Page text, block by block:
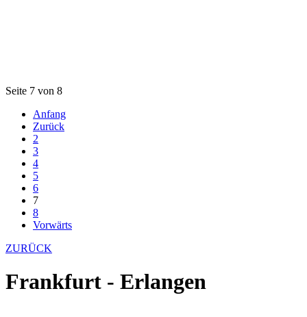
Seite 7 von 8
Anfang
Zurück
2
3
4
5
6
7
8
Vorwärts
ZURÜCK
Frankfurt - Erlangen